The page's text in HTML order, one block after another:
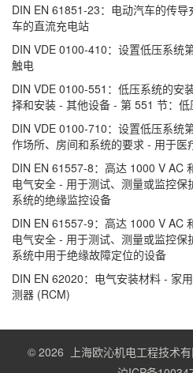
DIN EN 61851-23：电动汽车的传
车的直流充电站
DIN VDE 0100-410：设置低压系统
触电
DIN VDE 0100-551：低压系统的安
择和安装 - 其他设备 - 第 551 节：
DIN VDE 0100-710：设置低压系统
作场所、房间和系统的要求 - 用于医
DIN EN 61557-8：高达 1000 V AC
电气安全 - 用于测试、测量或监控
系统的绝缘监控设备
DIN EN 61557-9：高达 1000 V AC
电气安全 - 用于测试、测量或监控
系统中用于绝缘故障定位的设备
DIN EN 62020：电气安装材料 - 家
测器 (RCM)
© 2026 上海欧沁机电工程技术